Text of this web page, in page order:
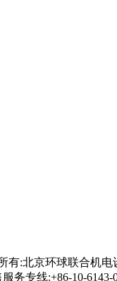
有:北京环球联合
务专线:+86-10-